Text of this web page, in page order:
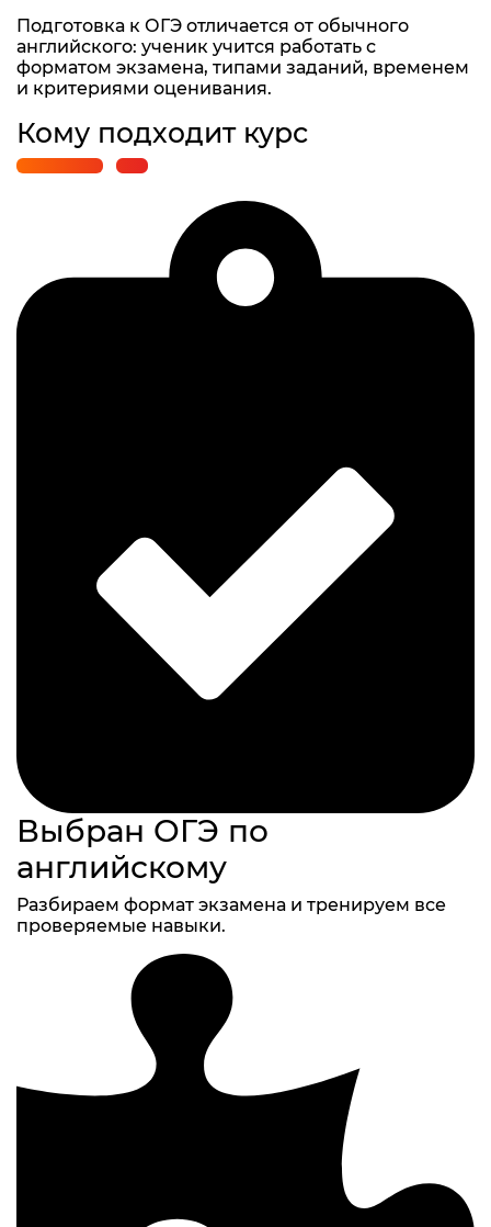
Подготовка к ОГЭ отличается от обычного
английского: ученик учится работать с
форматом экзамена, типами заданий, временем
и критериями оценивания.
Кому подходит курс
Выбран ОГЭ по
английскому
Разбираем формат экзамена и тренируем все
проверяемые навыки.